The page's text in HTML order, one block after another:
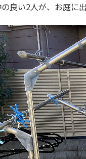
良い2人が、お庭に